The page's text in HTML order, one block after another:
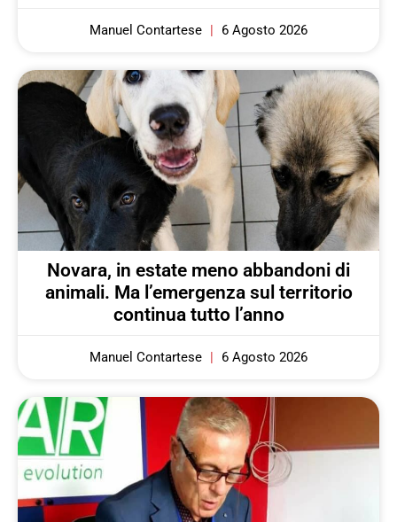
Manuel Contartese 6 Agosto 2026
Novara, in estate meno abbandoni di
animali. Ma l’emergenza sul territorio
continua tutto l’anno
Manuel Contartese 6 Agosto 2026